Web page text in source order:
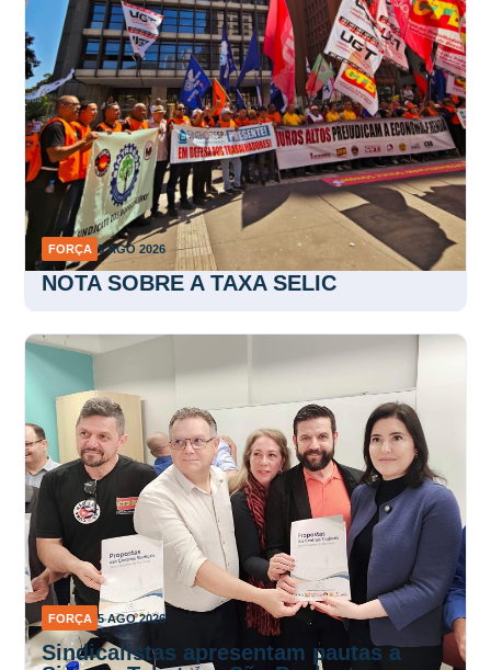
FORÇA 5 AGO 2026
NOTA SOBRE A TAXA SELIC
FORÇA 5 AGO 2026
Sindicalistas apresentam pautas a
Simone Tebet em São Paulo